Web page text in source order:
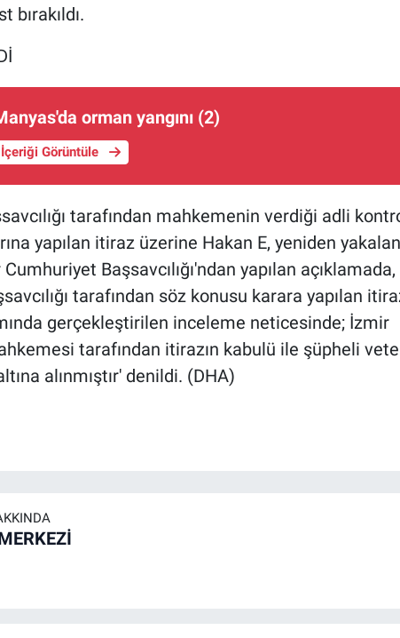
bırakıldı.
orman yangını (2)
İçeriği Görüntüle
tarafından mahkemenin verdiği adli
yapılan itiraz üzerine Hakan E, yeniden
Başsavcılığı'ndan yapılan açıklamada,
tarafından söz konusu karara yapılan
gerçekleştirilen inceleme neticesinde; İzmir
tarafından itirazın kabulü ile şüpheli
alınmıştır' denildi. (DHA)